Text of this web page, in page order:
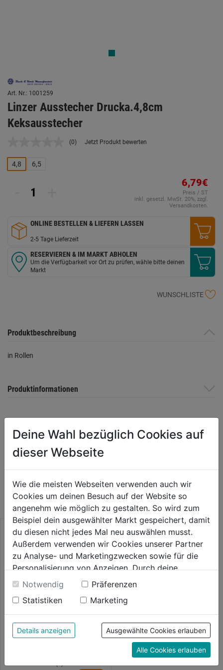
Art. Nr.: 1001259
Linzer Ausstecher Drucka.4,8cm
Keksausstecher
Kein
(0) Jetzt Produkt bewerten
4,8 6,5
6,79€
Preis / ST
inkl. gesetzl. MwSt. 20%, zzgl.
Versandkosten.
ONLINE BESTELLEN & LIEFERN LASSEN
2-5 Tage Lieferzeit
RESERVIEREN & IM MARKT ABHOLEN
Um die Verfügbarkeit vor Ort zu prüfen, wähle bitte deinen
Markt
WUNSCHLISTE
Produktbeschreibung
in Rollen
Produktinformationen
WEITERE PRODUKTE AUS DIESER
KATEGORIE
Linzer Ausstecher
Deine Wahl bezüglich Cookies auf
dieser Webseite
Wie die meisten Webseiten verwenden auch wir
Cookies um deinen Besuch auf der Website so
angenehm wie möglich zu gestalten. So wird zum
Beispiel dein ausgewählter Markt gespeichert, damit
du diesen nicht jedes Mal neu auswählen musst.
Außerdem verwenden wir Cookies unserer Partner
zu Analyse- und Marketingzwecken sowie für die
Personalisierung von Anzeigen. Durch deine
Einwilligung werden die Daten von Drittanbieter,
unter anderem auch in den USA, verarbeitet.
Durch Klick auf "Alle Cookies erlauben" stimmst du
der Verwendung aller Cookies zu. Unter "Details
anzeigen" findest du alle Infos zu den
unterschiedlichen Cookies, unter "Cookies
Konfigurieren" kannst du auswählen, welche Cookies
du zulassen möchtest und welche nicht.
Notwendig
Präferenzen
Statistiken
Marketing
Details anzeigen Ausgewählte Cookies erlauben
Alle Cookies erlauben